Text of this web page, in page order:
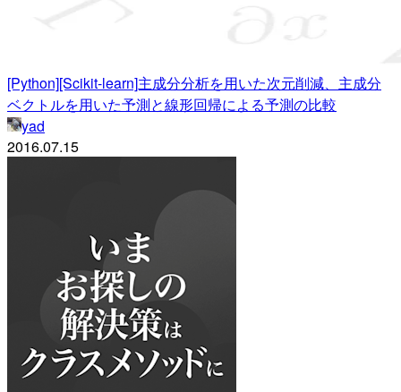
[Python][Scikit-learn]主成分分析を用いた次元削減、主成分
ベクトルを用いた予測と線形回帰による予測の比較
yad
2016.07.15